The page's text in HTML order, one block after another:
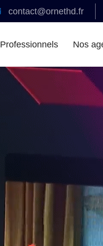
contact@ornethd.fr
Professionnels Nos